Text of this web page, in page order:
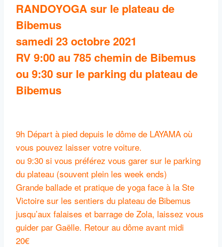
RANDOYOGA sur le plateau de
Bibemus
samedi 23 octobre 2021
RV 9:00 au 785 chemin de Bibemus
ou 9:30 sur le parking du plateau de
Bibemus
9h Départ à pied depuis le dôme de LAYAMA où
vous pouvez laisser votre voiture.
ou 9:30 si vous préférez vous garer sur le parking
du plateau (souvent plein les week ends)
Grande ballade et pratique de yoga face à la Ste
Victoire sur les sentiers du plateau de Bibemus
jusqu’aux falaises et barrage de Zola, laissez vous
guider par Gaëlle. Retour au dôme avant midi
20€